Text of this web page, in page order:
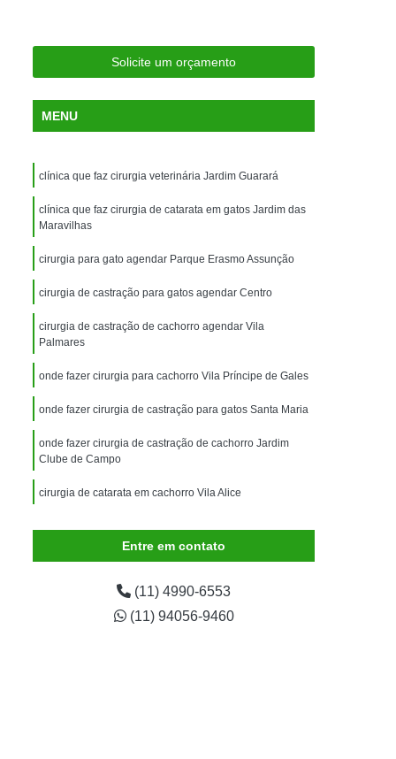
para Silvestres
para Animais Silvestres
Consulta para Animais Silvestres
Santo André
Veterinária para Animais Silvestres
Exame de Eletrocardiograma Veterinário
Exame de Imagem para Animais
Exame de Radiologia para Animais
Exame de Sangue para Animais
Exame para Animais
Exame para Animais São Caetano
Animal
para Cachorro
Internação para Gatos
Uti Veterinária
Internação Veterinária São Caetano
Limpeza de Tártaro para Cães
Dentária Canina
Cachorro
Solicite um orçamento
MENU
clínica que faz cirurgia veterinária Jardim Guarará
clínica que faz cirurgia de catarata em gatos Jardim das
Maravilhas
cirurgia para gato agendar Parque Erasmo Assunção
cirurgia de castração para gatos agendar Centro
cirurgia de castração de cachorro agendar Vila
Palmares
onde fazer cirurgia para cachorro Vila Príncipe de Gales
onde fazer cirurgia de castração para gatos Santa Maria
onde fazer cirurgia de castração de cachorro Jardim
Clube de Campo
cirurgia de catarata em cachorro Vila Alice
Entre em contato
(11) 4990-6553
(11) 94056-9460